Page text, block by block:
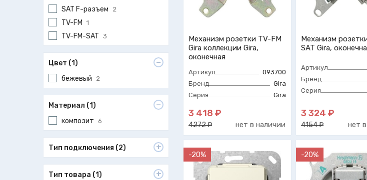
SAT F-разъем
2
TV-FM 1
TV-FM-SAT 3
Цвет (1)
бежевый
2
Материал (1)
композит
6
Тип подключения (2)
Тип товара (1)
Механизм розетки TV-FM
Gira коллекции Gira,
оконечная
Артикул
093700
Бренд
Gira
Серия
Gira
3 418 ₽
4272 ₽ нет в наличии
Механизм
SAT Gira,
Артикул
Бренд
Серия
3 324 ₽
4154 ₽ нет
-20% -20%